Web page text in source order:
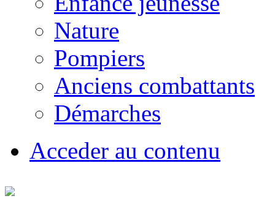
Nature
Pompiers
Anciens combattants
Démarches
Acceder au contenu